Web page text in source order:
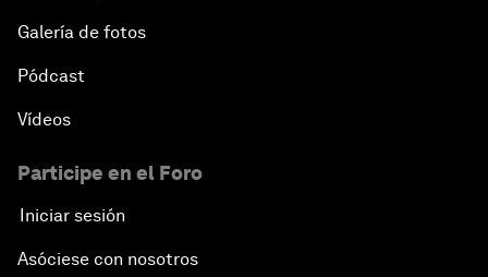
Galería de fotos
Pódcast
Vídeos
Participe en el Foro
Iniciar sesión
Asóciese con nosotros